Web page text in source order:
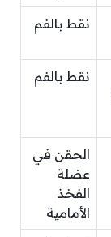
نقط بالفم
نقط بالفم
الحقن في
عضلة
الفخذ
الأمامية